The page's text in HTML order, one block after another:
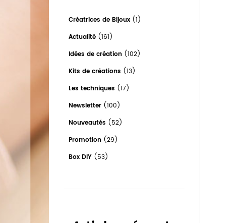
Créatrices de Bijoux (1)
Actualité (161)
Idées de création (102)
Kits de créations (13)
Les techniques (17)
Newsletter (100)
Nouveautés (52)
Promotion (29)
Box DIY (53)